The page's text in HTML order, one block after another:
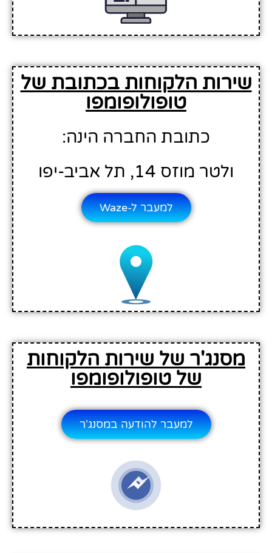
שירות הלקוחות בכתובת של
טופולופומפו
כתובת החברה הינה:
ולטר מוזס 14, תל אביב-יפו
למעבר ל-Waze
מסנג'ר של שירות הלקוחות
של טופולופומפו
למעבר להודעה במסנג'ר